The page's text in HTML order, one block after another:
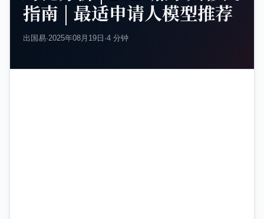
指南 | 最适申请人模型推荐
出国易·2025年08月19日 ·4 分钟